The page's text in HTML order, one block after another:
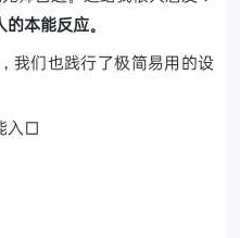
本能反应。
我们也践行了极简易用的设
入口